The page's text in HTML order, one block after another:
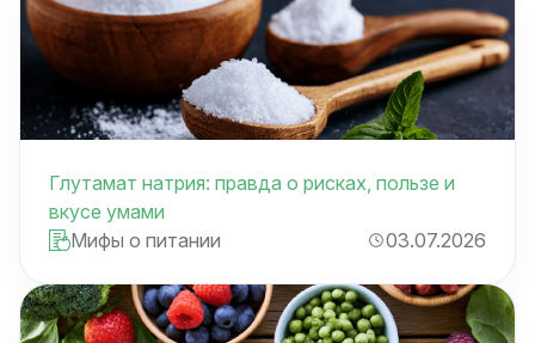
Глутамат натрия: правда о рисках, пользе и
вкусе умами
Мифы о питании
03.07.2026